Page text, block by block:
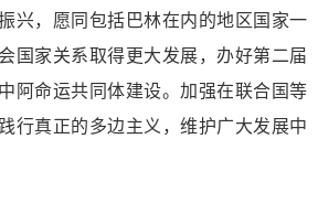
兴，愿同包括巴林在内的地区国家一
国家关系取得更大发展，办好第二届
阿命运共同体建设。加强在联合国等
行真正的多边主义，维护广大发展中